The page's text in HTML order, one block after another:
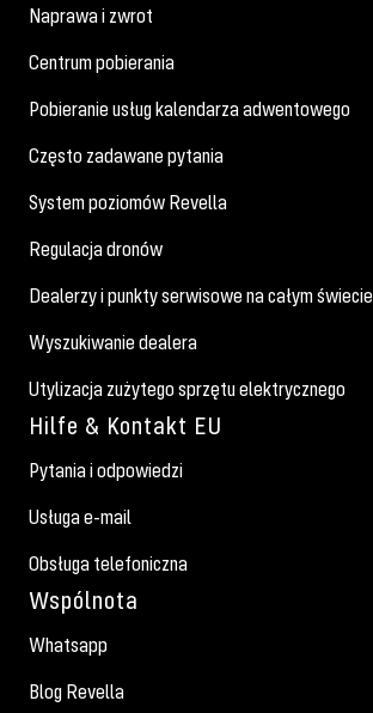
Naprawa i zwrot
Centrum pobierania
Pobieranie usług kalendarza adwentowego
Często zadawane pytania
System poziomów Revella
Regulacja dronów
Dealerzy i punkty serwisowe na całym świecie
Wyszukiwanie dealera
Utylizacja zużytego sprzętu elektrycznego
Hilfe & Kontakt EU
Pytania i odpowiedzi
Usługa e-mail
Obsługa telefoniczna
Wspólnota
Whatsapp
Blog Revella